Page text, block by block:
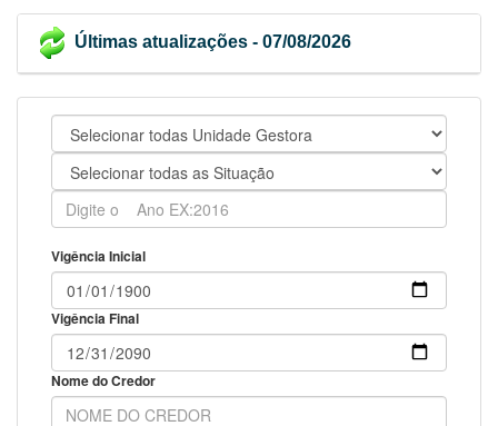
Últimas atualizações - 07/08/2026
Vigência Inicial
Vigência Final
Nome do Credor